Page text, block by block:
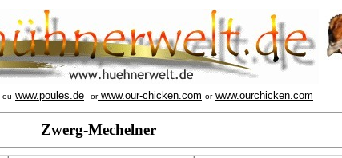
ou www.poules.de orwww.our-chicken.com or www.ourchicken.com
Zwerg-Mechelner